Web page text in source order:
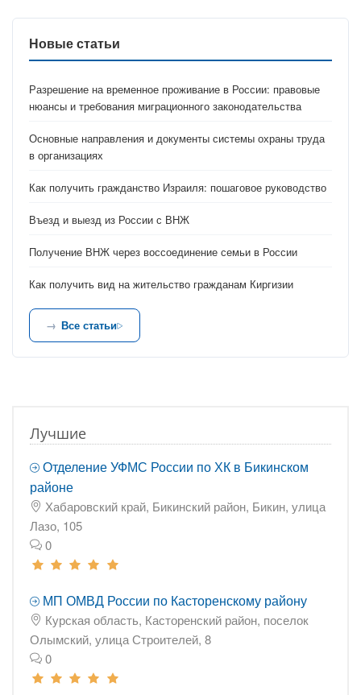
Новые статьи
Разрешение на временное проживание в России: правовые
нюансы и требования миграционного законодательства
Основные направления и документы системы охраны труда
в организациях
Как получить гражданство Израиля: пошаговое руководство
Въезд и выезд из России с ВНЖ
Получение ВНЖ через воссоединение семьи в России
Как получить вид на жительство гражданам Киргизии
Все статьи
Лучшие
Отделение УФМС России по ХК в Бикинском
районе
Хабаровский край, Бикинский район, Бикин, улица
Лазо, 105
0
МП ОМВД России по Касторенскому району
Курская область, Касторенский район, поселок
Олымский, улица Строителей, 8
0